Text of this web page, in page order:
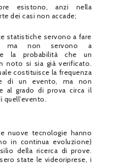
esistono, anzi nella
dei casi non accade;
statistiche servono a fare
ma non servono a
la probabilità che un
noto si sia già verificato.
costituisce la frequenza
di un evento, ma non
al grado di prova circa il
quell’evento.
nuove tecnologie hanno
in continua evoluzione)
della ricerca di prove.
state le videoriprese, i